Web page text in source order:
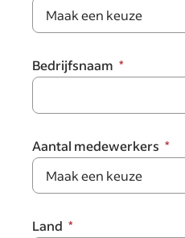
Bedrijfsnaam
Aantal medewerkers
Land